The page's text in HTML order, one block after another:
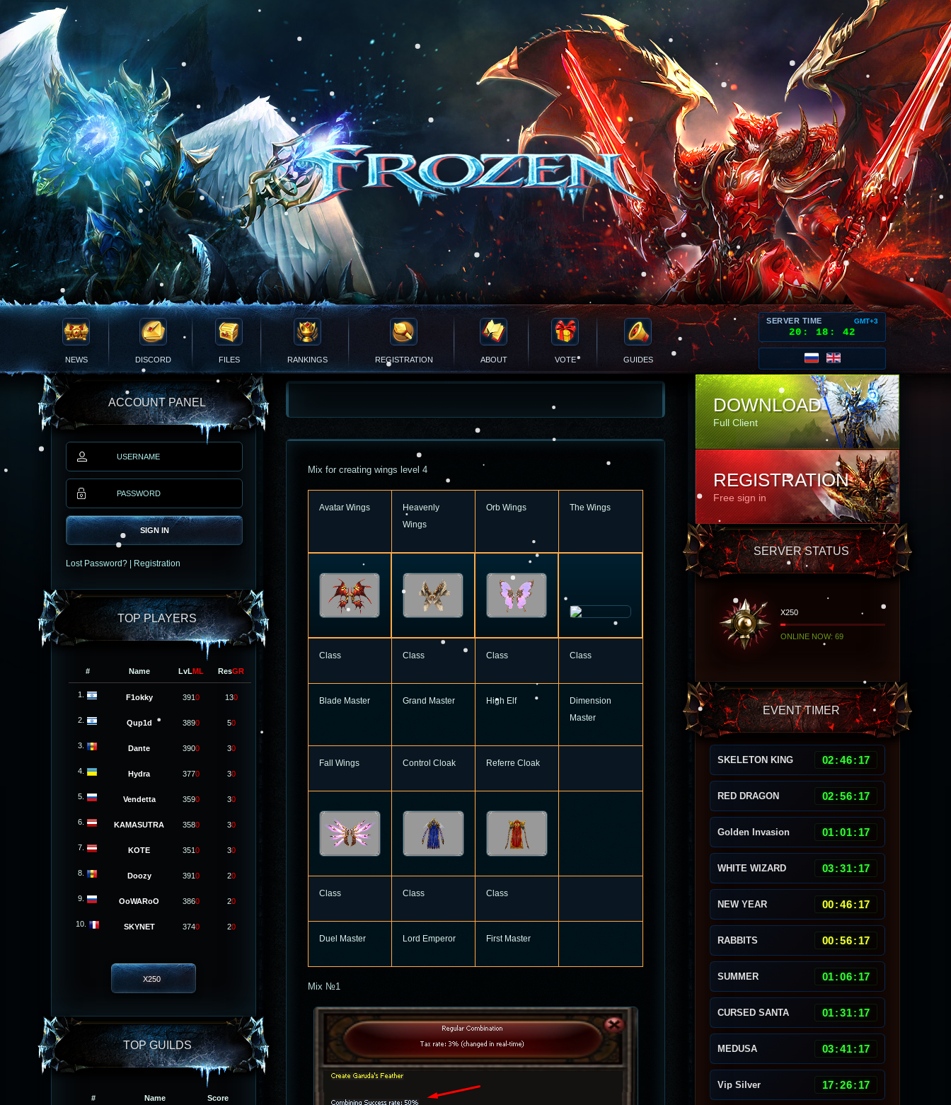
NEWS DISCORD FILES RANKINGS REGISTRATION ABOUT VOTE GUIDES
SERVER TIME GMT+3
20: 18 : 45
ACCOUNT PANEL
SIGN IN
Lost Password? Registration
TOP PLAYERS
# Name LvLML ResGR
1. F1okky 3910 130
2. Qup1d 3890 50
3. Dante 3900 30
4. Hydra 3770 30
5. Vendetta 3590 30
6. KAMASUTRA 3580 30
7. KOTE 3510 30
8. Doozy 3910 20
9. OoWARoO 3860 20
10. SKYNET 3740 20
X250
TOP GUILDS
# Name Score
Mix for creating wings level 4
Avatar Wings
Heavenly
Wings
Orb Wings The Wings
Class Class Class Class
Blade Master Grand Master High Elf
Dimension
Master
Fall Wings Control Cloak Referre Cloak
Class Class Class
Duel Master Lord Emperor First Master
Mix №1
DOWNLOAD
Full Client
REGISTRATION
Free sign in
SERVER STATUS
X250
ONLINE NOW: 69
EVENT TIMER
SKELETON KING 02:46: 14
RED DRAGON 02:56: 14
Golden Invasion 01:01: 14
WHITE WIZARD 03:31: 14
NEW YEAR 00:46: 14
RABBITS 00:56: 14
SUMMER 01:06: 14
CURSED SANTA 01:31: 14
MEDUSA 03:41: 14
Vip Silver 17:26: 14